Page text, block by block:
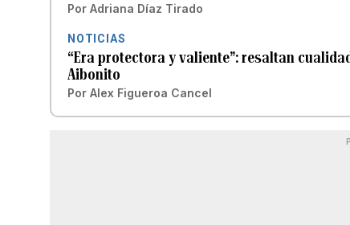
Por Adriana Díaz Tirado
NOTICIAS
“Era protectora y valiente”: resaltan
Aibonito
Por Alex Figueroa Cancel